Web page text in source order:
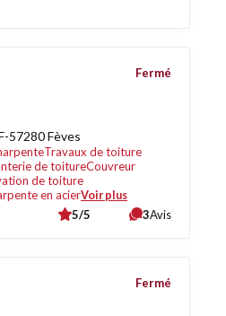
57280 Fèves
Travaux de toiture
de toitureCouvreur
de toiture
en acierVoir plus
Fermé
5/5 3Avis
Fermé